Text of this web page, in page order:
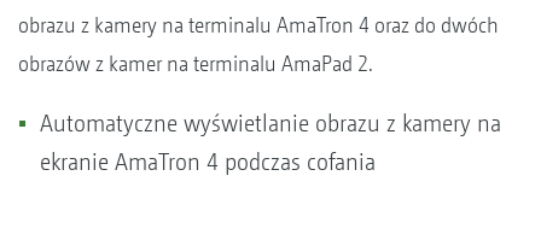
obrazu z kamery na terminalu AmaTron 4 oraz do dwóch
obrazów z kamer na terminalu AmaPad 2.
Automatyczne wyświetlanie obrazu z kamery na
ekranie AmaTron 4 podczas cofania